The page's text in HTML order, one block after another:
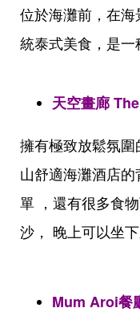
位於海灘前，在
統泰式美食，是一
天空畫廊
擁有極致放鬆氛
山舒適海灘酒店
單 ，還有很多食
沙， 晚上可以坐下
Mum Aroi餐